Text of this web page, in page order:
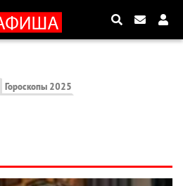
Гороскопы 2025